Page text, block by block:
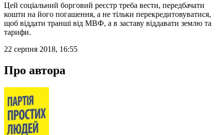
Цей соціальний борговий реєстр треба вести, передбачати
кошти на його погашення, а не тільки перекредитовуватися,
щоб віддати транші від МВФ, а в заставу віддавати землю та
тарифи.
22 серпня 2018, 16:55
Про автора